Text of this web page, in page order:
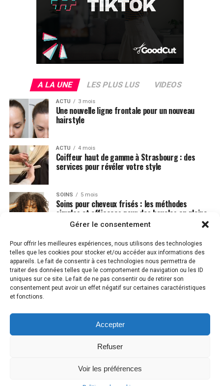
Gérer le consentement
Pour offrir les meilleures expériences, nous utilisons des technologies
telles que les cookies pour stocker et/ou accéder aux informations des
appareils. Le fait de consentir à ces technologies nous permettra de
traiter des données telles que le comportement de navigation ou les ID
uniques sur ce site. Le fait de ne pas consentir ou de retirer son
consentement peut avoir un effet négatif sur certaines caractéristiques
et fonctions.
Accepter
Refuser
Voir les préférences
A LA UNE LES PLUS LUS VIDEOS
ACTU 3 mois
Une nouvelle ligne frontale pour un nouveau
hairstyle
ACTU 4 mois
Coiffeur haut de gamme à Strasbourg : des
services pour révéler votre style
SOINS 5 mois
Soins pour cheveux frisés : les méthodes
simples et efficaces pour des boucles en pleine
santé
MENTIONS LÉGALES PLAN DU SITE
CONTACT
POLITIQUE DE COOKIES (UE)
Copyright © 2023 GoodCut.fr . Tous droits réservés